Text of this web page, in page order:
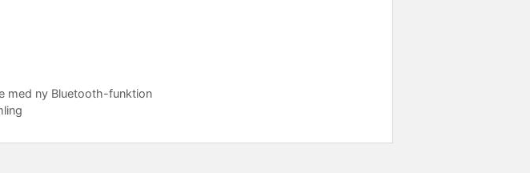
med ny Bluetooth-funktion